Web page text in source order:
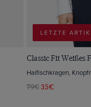
LETZTE
Classic Fit Weißes
Haifischkragen,
79€35€